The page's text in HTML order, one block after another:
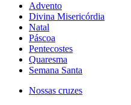
Advento
Divina Misericórdia
Natal
Páscoa
Pentecostes
Quaresma
Semana Santa
Nossas cruzes